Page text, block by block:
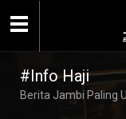
#Info Haji
Berita Jambi Paling